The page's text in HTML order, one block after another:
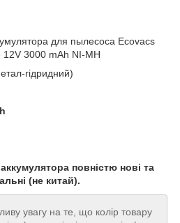
для пылесоса Ecovacs
12V 3000 mAh NI-MH
гідридний)
повністю нові та
(не китай).
увагу на те, що колір товару